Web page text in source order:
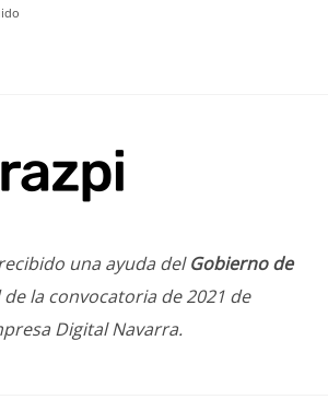
una ayuda delGobierno de
la convocatoria de 2021 de
Digital Navarra.